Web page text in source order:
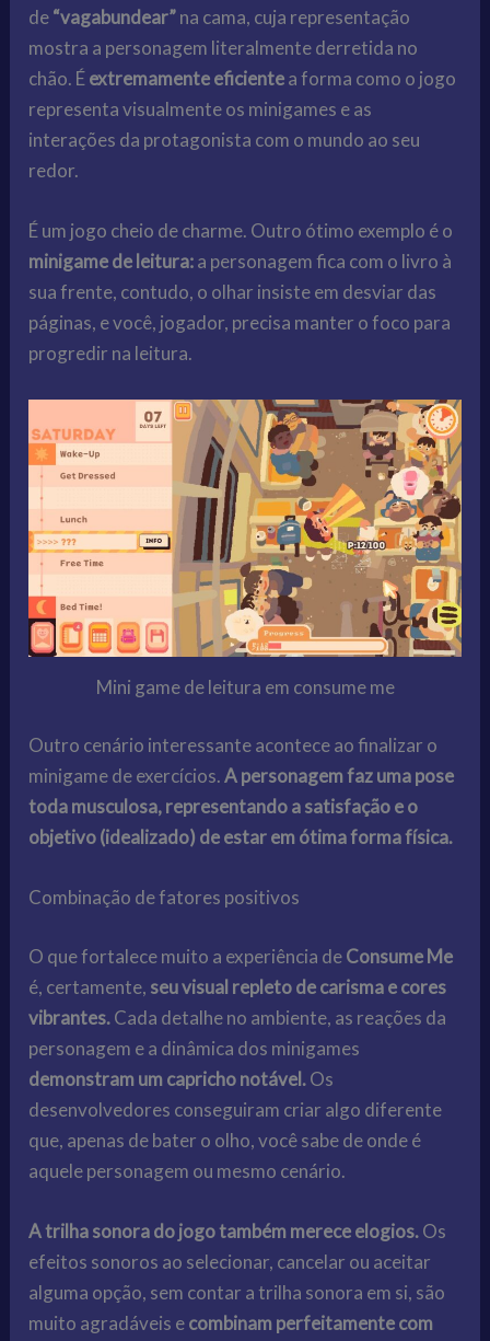
de“vagabundear”na cama, cuja representação
mostra a personagem literalmente derretida no
chão. Éextremamente eficientea forma como o jogo
representa visualmente os minigames e as
interações da protagonista com o mundo ao seu
redor.
É um jogo cheio de charme. Outro ótimo exemplo é o
minigame de leitura:a personagem fica com o livro à
sua frente, contudo, o olhar insiste em desviar das
páginas, e você, jogador, precisa manter o foco para
progredir na leitura.
Mini game de leitura em consume me
Outro cenário interessante acontece ao finalizar o
minigame de exercícios.A personagem faz uma pose
toda musculosa, representando a satisfação e o
objetivo (idealizado) de estar em ótima forma física.
Combinação de fatores positivos
O que fortalece muito a experiência deConsume Me
é, certamente, seu visual repleto de carisma e cores
vibrantes.Cada detalhe no ambiente, as reações da
personagem e a dinâmica dos minigames
demonstram um capricho notável.Os
desenvolvedores conseguiram criar algo diferente
que, apenas de bater o olho, você sabe de onde é
aquele personagem ou mesmo cenário.
A trilha sonora do jogo também merece elogios.Os
efeitos sonoros ao selecionar, cancelar ou aceitar
alguma opção, sem contar a trilha sonora em si, são
muito agradáveis ecombinam perfeitamente com